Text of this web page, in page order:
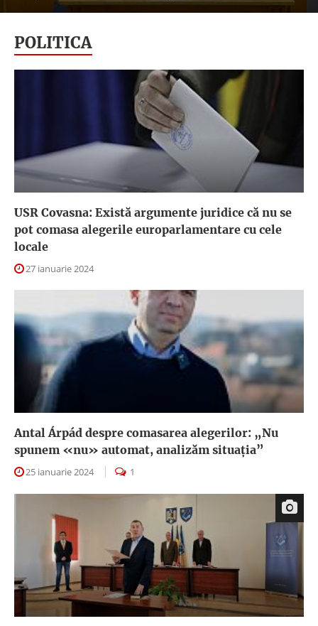
POLITICA
USR Covasna: Există argumente juridice că nu se
pot comasa alegerile europarlamentare cu cele
locale
27 ianuarie 2024
Antal Árpád despre comasarea alegerilor: „Nu
spunem «nu» automat, analizăm situația”
25 ianuarie 2024 1